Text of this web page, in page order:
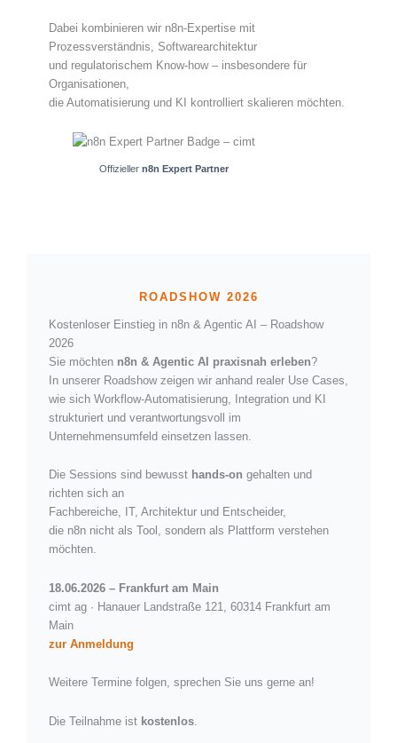
Dabei kombinieren wir n8n-Expertise mit
Prozessverständnis, Softwarearchitektur
und regulatorischem Know-how – insbesondere für
Organisationen,
die Automatisierung und KI kontrolliert skalieren möchten.
Offizieller n8n Expert Partner
Kostenloser Einstieg in n8n & Agentic AI – Roadshow
2026
Sie möchten n8n & Agentic AI praxisnah erleben?
In unserer Roadshow zeigen wir anhand realer Use Cases,
wie sich Workflow-Automatisierung, Integration und KI
strukturiert und verantwortungsvoll im
Unternehmensumfeld einsetzen lassen.
Die Sessions sind bewusst hands-on gehalten und
richten sich an
Fachbereiche, IT, Architektur und Entscheider,
die n8n nicht als Tool, sondern als Plattform verstehen
möchten.
18.06.2026 – Frankfurt am Main
cimt ag · Hanauer Landstraße 121, 60314 Frankfurt am
Main
zur Anmeldung
Weitere Termine folgen, sprechen Sie uns gerne an!
Die Teilnahme ist kostenlos.